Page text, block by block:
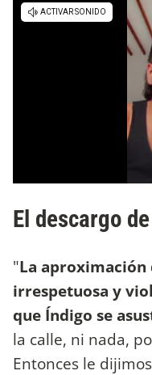
El descargo
"La aproximación
irrespetuosa y
que Índigo se
la calle, ni nada,
Entonces le